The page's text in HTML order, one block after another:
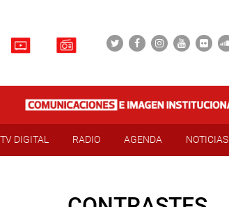
TV DIGITAL RADIO AGENDA NOTICIAS